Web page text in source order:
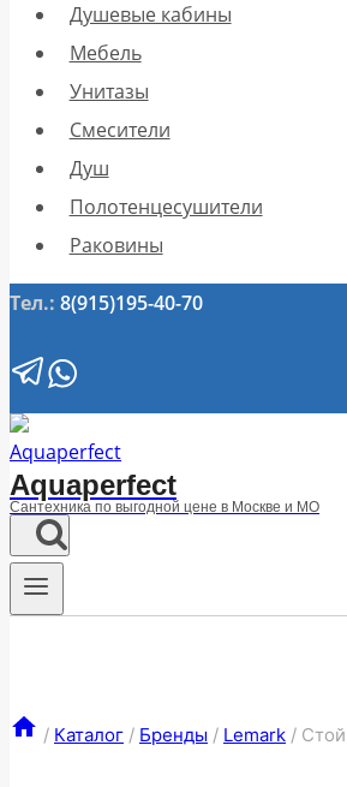
Душевые кабины
Мебель
Унитазы
Смесители
Душ
Полотенцесушители
Раковины
Тел.: 8(915)195-40-70
Aquaperfect
Сантехника по выгодной цене в Москве и МО
/ Каталог / Бренды / Lemark /